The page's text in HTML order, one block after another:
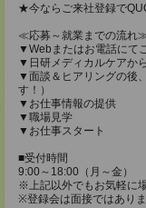
★今ならご来社登録で
≪応募～就業までの流れ
▼Webまたはお電話にて
▼日研メディカルケアか
▼面談＆ヒアリングの後
す！）
▼お仕事情報の提供
▼職場見学
▼お仕事スタート
■受付時間
9:00～18:00（月～金）
※上記以外でもお気軽に
※登録会は面接ではあり